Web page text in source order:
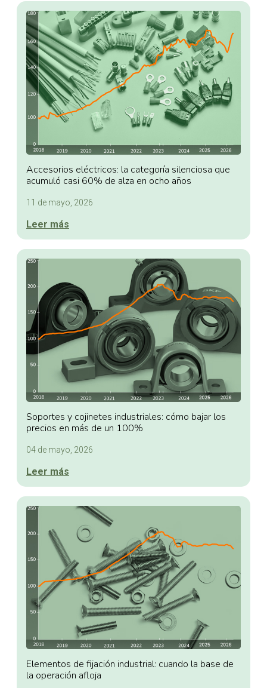
Accesorios eléctricos: la categoría silenciosa que
acumuló casi 60% de alza en ocho años
11 de mayo, 2026
Leer más
Soportes y cojinetes industriales: cómo bajar los
precios en más de un 100%
04 de mayo, 2026
Leer más
Elementos de fijación industrial: cuando la base de
la operación afloja